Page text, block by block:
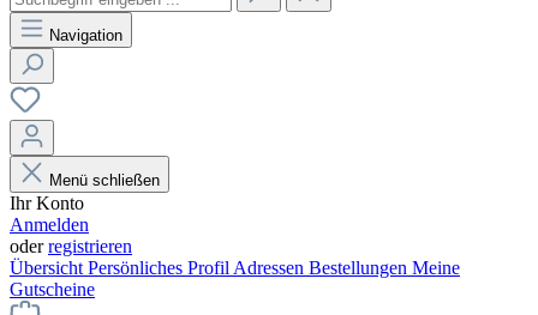
Navigation
Menü schließen
Ihr Konto
Anmelden
oderregistrieren
Übersicht Persönliches Profil Adressen Bestellungen Meine
Gutscheine